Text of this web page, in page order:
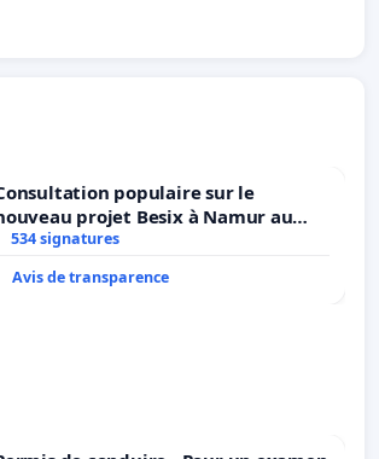
populaire sur le
projet Besix à Namur au
Parc Léopold ?
534 signatures
Avis de transparence